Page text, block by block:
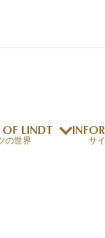
LINDT
の世界 サ